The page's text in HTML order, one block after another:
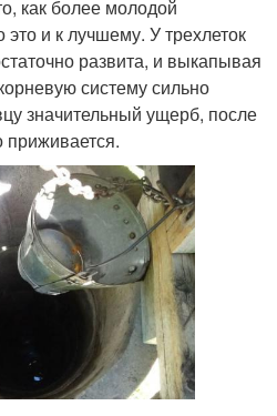
как более молодой
и к лучшему. У трехлеток
развита, и выкапывая
систему сильно
значительный ущерб, после
приживается.